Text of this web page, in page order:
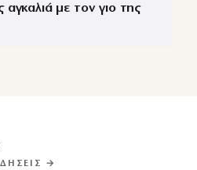
με τον γιο της
→